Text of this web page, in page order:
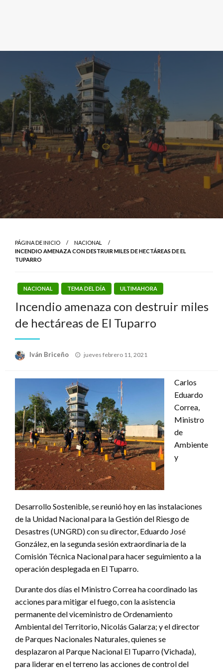
PÁGINA DE INICIO
NACIONAL
INCENDIO AMENAZA CON DESTRUIR MILES DE HECTÁREAS DE EL
TUPARRO
NACIONAL TEMA DEL DÍA ULTIMAHORA
Incendio amenaza con destruir miles
de hectáreas de El Tuparro
Iván Briceño
Publicado
jueves febrero 11, 2021
Carlos
Eduardo
Correa,
Ministro
de
Ambiente
y
Desarrollo Sostenible, se reunió hoy en las instalaciones
de la Unidad Nacional para la Gestión del Riesgo de
Desastres (UNGRD) con su director, Eduardo José
González, en la segunda sesión extraordinaria de la
Comisión Técnica Nacional para hacer seguimiento a la
operación desplegada en El Tuparro.
Durante dos días el Ministro Correa ha coordinado las
acciones para mitigar el fuego, con la asistencia
permanente del viceministro de Ordenamiento
Ambiental del Territorio, Nicolás Galarza; y el director
de Parques Nacionales Naturales, quienes se
desplazaron al Parque Nacional El Tuparro (Vichada),
para liderar en el terreno las acciones de control del